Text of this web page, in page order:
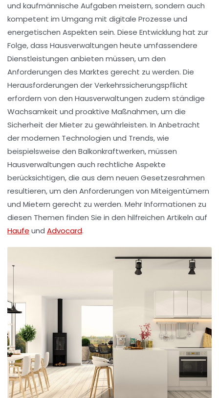
und kaufmännische Aufgaben meistern, sondern auch
kompetent im Umgang mit digitale Prozesse und
energetischen Aspekten sein. Diese Entwicklung hat zur
Folge, dass Hausverwaltungen heute umfassendere
Dienstleistungen anbieten müssen, um den
Anforderungen des Marktes gerecht zu werden. Die
Herausforderungen derVerkehrssicherungspflicht
erfordern von den Hausverwaltungen zudem ständige
Wachsamkeit und proaktive Maßnahmen, um die
Sicherheit der Mieter zu gewährleisten. In Anbetracht
der modernen Technologien und Trends, wie
beispielsweise den Balkonkraftwerken, müssen
Hausverwaltungen auch rechtliche Aspekte
berücksichtigen, die aus dem neuen Gesetzesrahmen
resultieren, um den Anforderungen von Miteigentümern
und Mietern gerecht zu werden. Mehr Informationen zu
diesen Themen finden Sie in den hilfreichen Artikeln auf
Haufe und Advocard.